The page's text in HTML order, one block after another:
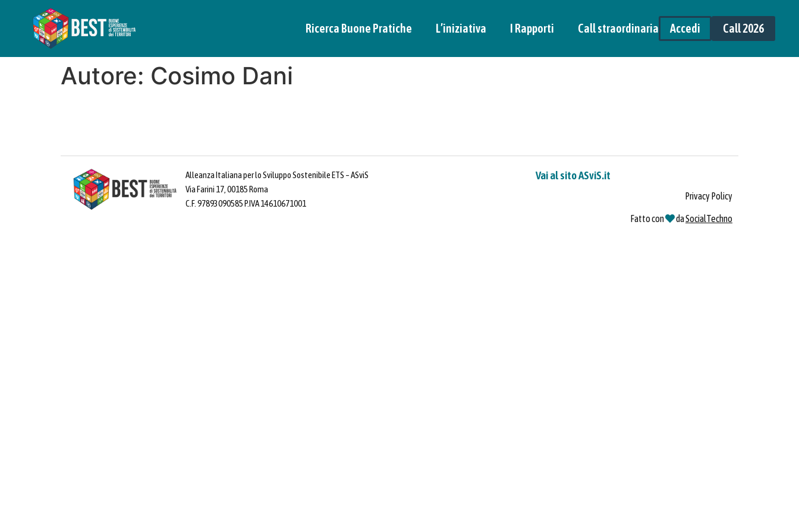
Ricerca Buone Pratiche L’iniziativa I Rapporti Call straordinaria Accedi Call 2026
Autore: Cosimo Dani
Alleanza Italiana per lo Sviluppo Sostenibile ETS – ASviS
Via Farini 17, 00185 Roma
C.F. 97893090585 P.IVA 14610671001
Vai al sito ASviS.it
Privacy Policy
Fatto con daSocialTechno